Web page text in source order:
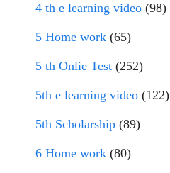
4 th e learning video (98)
5 Home work (65)
5 th Onlie Test (252)
5th e learning video (122)
5th Scholarship (89)
6 Home work (80)